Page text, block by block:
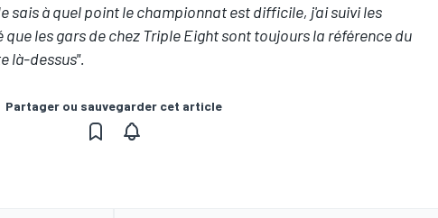
sais à quel point le championnat est difficile, j'ai suivi les
les gars de chez Triple Eight sont toujours la référence du
là-dessus".
Partager ou sauvegarder cet article